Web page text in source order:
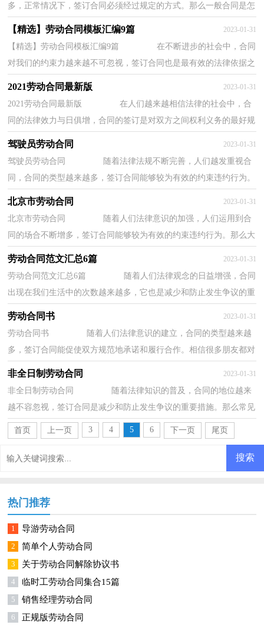
多，正常情况下，签订合同必须经过规定的方式。那么一般合同是怎
【精选】劳动合同模板汇编9篇 2023-01-31
【精选】劳动合同模板汇编9篇 在不断进步的社会中，合同
对我们的约束力越来越不可忽视，签订合同也是最有效的法律依据之
一。那么合同书的格式，你掌握了吗？下面是...
2021劳动合同最新版 2023-01-31
2021劳动合同最新版 在人们越来越相信法律的社会中，合
同的法律效力与日俱增，合同的签订是对双方之间权利义务的最好规
驾驶员劳动合同 2023-01-31
驾驶员劳动合同 随着法律法规不断完善，人们越发重视合
同，合同的类型越来越多，签订合同能够较为有效的约束违约行为。
北京市劳动合同 2023-01-31
北京市劳动合同 随着人们法律意识的加强，人们运用到合
同的场合不断增多，签订合同能够较为有效的约束违约行为。那么大
劳动合同范文汇总6篇 2023-01-31
劳动合同范文汇总6篇 随着人们法律观念的日益增强，合同
出现在我们生活中的次数越来越多，它也是减少和防止发生争议的重
劳动合同书 2023-01-31
劳动合同书 随着人们法律意识的建立，合同的类型越来越
多，签订合同能促使双方规范地承诺和履行合作。相信很多朋友都对
非全日制劳动合同 2023-01-31
非全日制劳动合同 随着法律知识的普及，合同的地位越来
越不容忽视，签订合同是减少和防止发生争议的重要措施。那么常见
的合同书是什么样的呢？以下是小编收集整理...
首页 上一页 3 4 5 6 下一页 尾页
热门推荐
1 导游劳动合同
2 简单个人劳动合同
3 关于劳动合同解除协议书
4 临时工劳动合同集合15篇
5 销售经理劳动合同
6 正规版劳动合同